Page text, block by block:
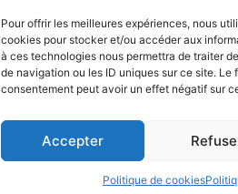
Pour offrir les meilleures expériences, nous
cookies pour stocker et/ou accéder aux
à ces technologies nous permettra de traiter
de navigation ou les ID uniques sur ce site.
consentement peut avoir un effet négatif sur
Accepter
Politique de cookies
partenaires